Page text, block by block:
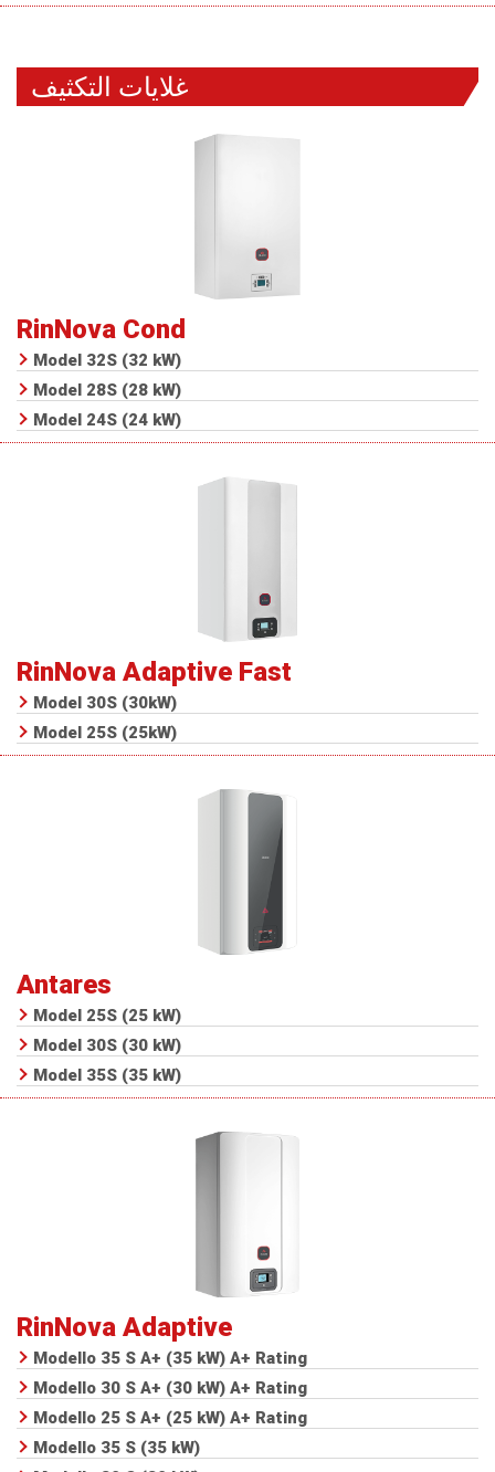
غلايات التكثيف
RinNova Cond
Model 32S (32 kW)
Model 28S (28 kW)
Model 24S (24 kW)
RinNova Adaptive Fast
Model 30S (30kW)
Model 25S (25kW)
Antares
Model 25S (25 kW)
Model 30S (30 kW)
Model 35S (35 kW)
RinNova Adaptive
Modello 35 S A+ (35 kW) A+ Rating
Modello 30 S A+ (30 kW) A+ Rating
Modello 25 S A+ (25 kW) A+ Rating
Modello 35 S (35 kW)